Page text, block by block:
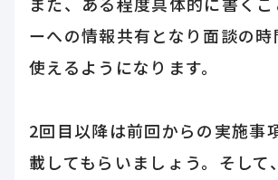
ーへの情報共有となり面談の
使えるようになります。
2回目以降は前回からの実施事
載してもらいましょう。そして